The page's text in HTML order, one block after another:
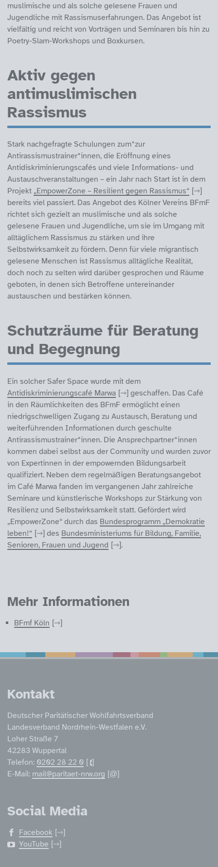
muslimische und als solche gelesene Frauen und
Jugendliche mit Rassismuserfahrungen. Das Angebot ist
vielfältig und reicht von Vorträgen und Seminaren bis hin zu
Poetry-Slam-Workshops und Boxkursen.
Aktiv gegen
antimuslimischen
Rassismus
Stark nachgefragte Schulungen zum*zur
Antirassismustrainer*innen, die Eröffnung eines
Antidiskriminierungscafés und viele Informations- und
Austauschveranstaltungen – ein Jahr nach Start ist in dem
Projekt „EmpowerZone – Resilient gegen Rassismus“
bereits viel passiert. Das Angebot des Kölner Vereins BFmF
richtet sich gezielt an muslimische und als solche
gelesene Frauen und Jugendliche, um sie im Umgang mit
alltäglichem Rassismus zu stärken und ihre
Selbstwirksamkeit zu fördern. Denn für viele migrantisch
gelesene Menschen ist Rassismus alltägliche Realität,
doch noch zu selten wird darüber gesprochen und Räume
geboten, in denen sich Betroffene untereinander
austauschen und bestärken können.
Schutzräume für Beratung
und Begegnung
Ein solcher Safer Space wurde mit dem
Antidiskriminierungscafé Marwa
geschaffen. Das Café
in den Räumlichkeiten des BFmF ermöglicht einen
niedrigschwelligen Zugang zu Austausch, Beratung und
weiterführenden Informationen durch geschulte
Antirassismustrainer*innen. Die Ansprechpartner*innen
kommen dabei selbst aus der Community und wurden zuvor
von Expertinnen in der empowernden Bildungsarbeit
qualifiziert. Neben dem regelmäßigen Beratungsangebot
im Café Marwa fanden im vergangenen Jahr zahlreiche
Seminare und künstlerische Workshops zur Stärkung von
Resilienz und Selbstwirksamkeit statt. Gefördert wird
„EmpowerZone“ durch das Bundesprogramm „Demokratie
leben!“
des Bundesministeriums für Bildung, Familie,
Senioren, Frauen und Jugend
.
Mehr Informationen
BFmf Köln
Service
Kontakt
Deutscher Paritätischer Wohlfahrtsverband
Landesverband Nordrhein-Westfalen e.V.
Loher Straße 7
42283 Wuppertal
Telefon: 0202 28 22 0
E-Mail: mail@paritaet-nrw.org
Social Media
Facebook
YouTube